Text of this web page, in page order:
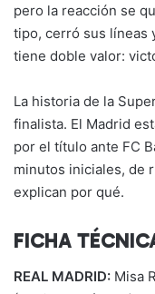
pero la reacción se
tipo, cerró sus líneas
tiene doble valor:
La historia de la
finalista. El Madrid
por el título ante FC
minutos iniciales, de
explican por qué.
FICHA
REAL MADRID: Misa